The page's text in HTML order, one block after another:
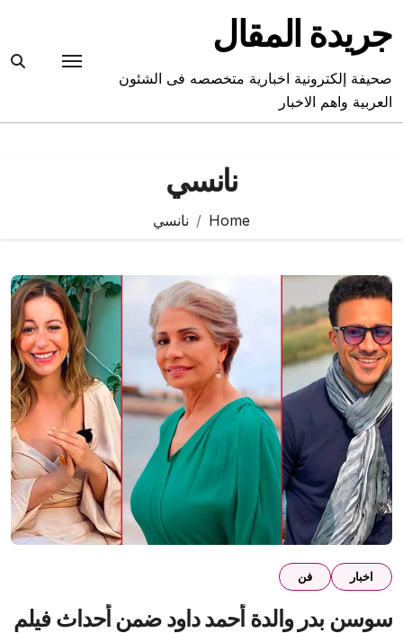
content
جريدة المقال
صحيفة إلكترونية اخبارية متخصصه فى الشئون
العربية واهم الاخبار
نانسي
Home نانسي
اخبار فن
سوسن بدر والدة أحمد داود ضمن أحداث فيلم